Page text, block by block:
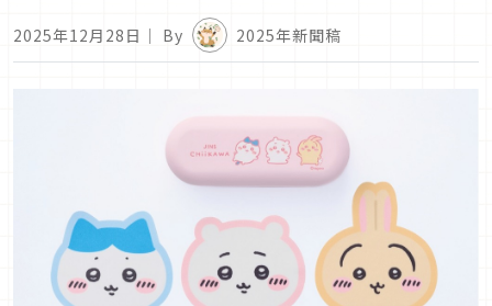
2025年12月28日 ｜ By 2025年新聞稿